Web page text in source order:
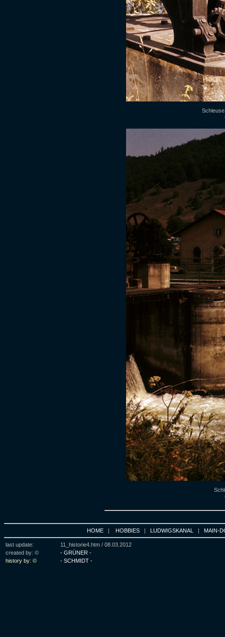
HOME | HOBBIES | LUDWIGSKANAL | MAIN-
last update: 11_historie4.htm / 08.03.2012
created by: ©
- GRÜNER -
history by: ©
- SCHMIDT -